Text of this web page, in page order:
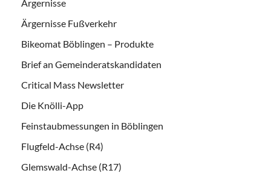
Ärgernisse
Ärgernisse Fußverkehr
Bikeomat Böblingen – Produkte
Brief an Gemeinderatskandidaten
Critical Mass Newsletter
Die Knölli-App
Feinstaubmessungen in Böblingen
Flugfeld-Achse (R4)
Glemswald-Achse (R17)